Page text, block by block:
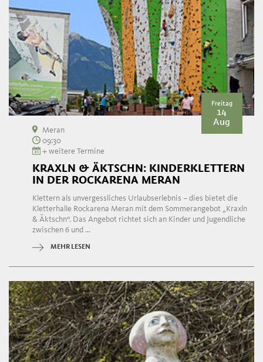
Freitag
14
Aug
Meran
09:30
+ weitere Termine
KRAXLN & ÄKTSCHN: KINDERKLETTERN
IN DER ROCKARENA MERAN
Klettern als unvergessliches Urlaubserlebnis – dies bietet die
Kletterhalle Rockarena Meran mit dem Sommerangebot „Kraxln
& Äktschn“. Das Angebot richtet sich an Kinder und Jugendliche
zwischen 6 und ...
MEHR LESEN